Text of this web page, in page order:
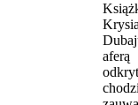
aferą